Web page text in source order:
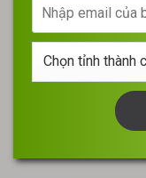
tư
vấnemail
của
bạn
tỉnh